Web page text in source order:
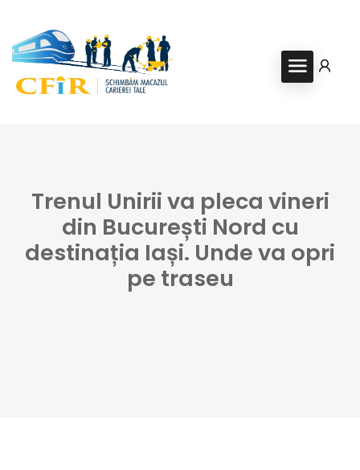
Trenul Unirii va pleca vineri
din București Nord cu
destinația Iași. Unde va opri
pe traseu